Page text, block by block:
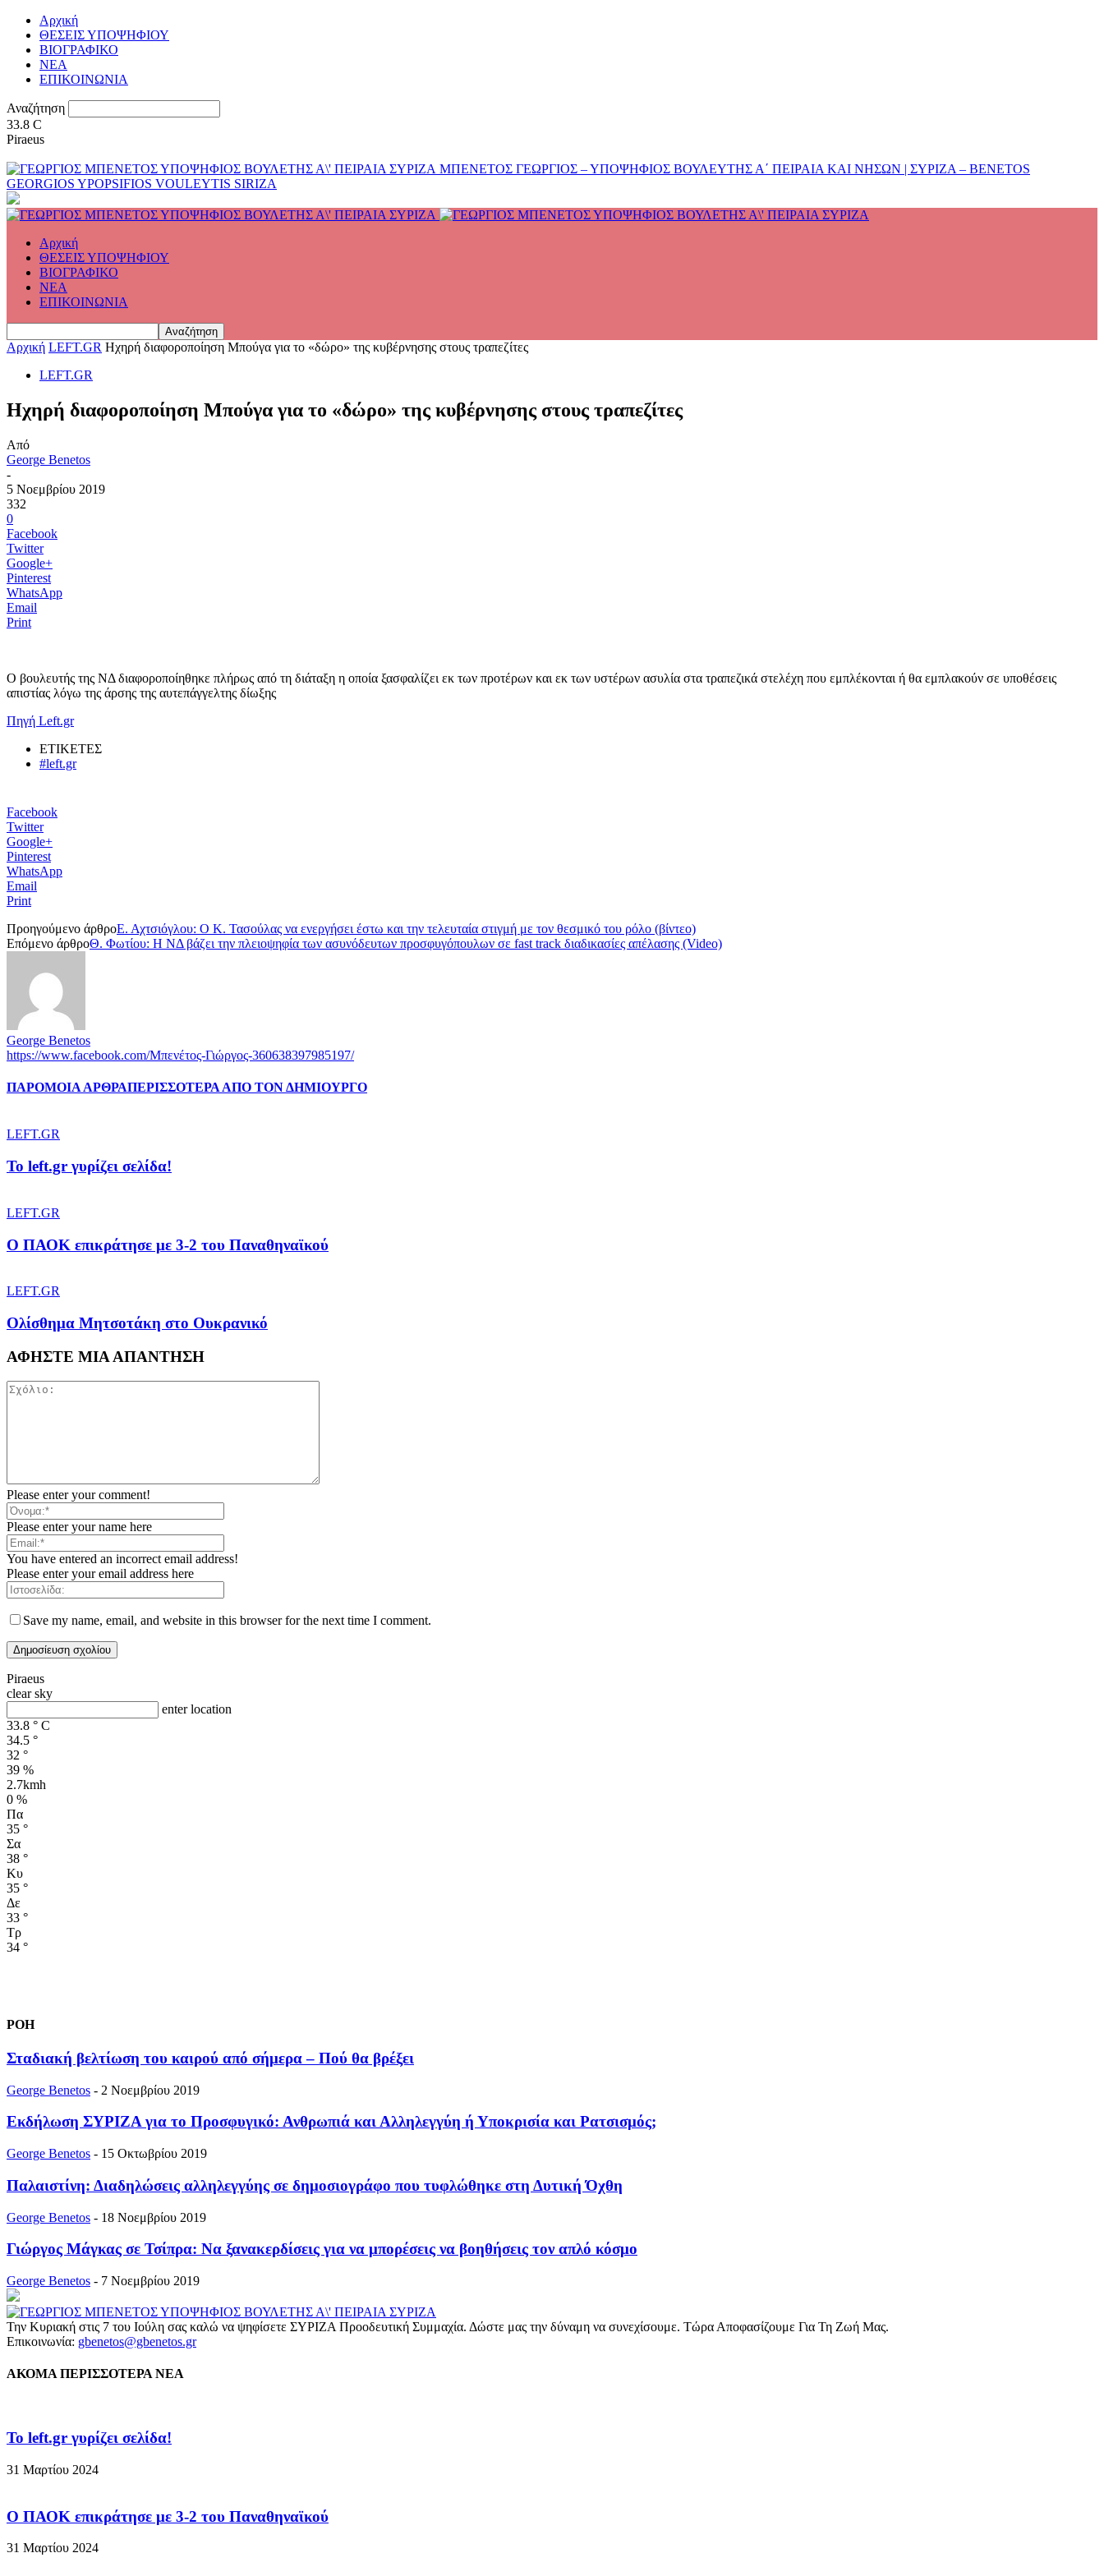
Αρχική
ΘΕΣΕΙΣ ΥΠΟΨΗΦΙΟΥ
ΒΙΟΓΡΑΦΙΚΟ
ΝΕΑ
ΕΠΙΚΟΙΝΩΝΙΑ
Αναζήτηση
33.8 C
Piraeus
ΜΠΕΝΕΤΟΣ ΓΕΩΡΓΙΟΣ – ΥΠΟΨΗΦΙΟΣ ΒΟΥΛΕΥΤΗΣ Α΄ ΠΕΙΡΑΙΑ ΚΑΙ ΝΗΣΩΝ | ΣΥΡΙΖΑ – BENETOS
GEORGIOS YPOPSIFIOS VOULEYTIS SIRIZA
Αρχική
ΘΕΣΕΙΣ ΥΠΟΨΗΦΙΟΥ
ΒΙΟΓΡΑΦΙΚΟ
ΝΕΑ
ΕΠΙΚΟΙΝΩΝΙΑ
Αρχική LEFT.GR Ηχηρή διαφοροποίηση Μπούγα για το «δώρο» της κυβέρνησης στους τραπεζίτες
LEFT.GR
Ηχηρή διαφοροποίηση Μπούγα για το «δώρο» της κυβέρνησης στους τραπεζίτες
Από
George Benetos
-
5 Νοεμβρίου 2019
332
0
Facebook
Twitter
Google+
Pinterest
WhatsApp
Email
Print
Ο βουλευτής της ΝΔ διαφοροποίηθηκε πλήρως από τη διάταξη η οποία ξασφαλίζει εκ των προτέρων και εκ των υστέρων ασυλία στα τραπεζικά στελέχη που εμπλέκονται ή θα εμπλακούν σε υποθέσεις
απιστίας λόγω της άρσης της αυτεπάγγελτης δίωξης
Πηγή Left.gr
ΕΤΙΚΕΤΕΣ
#left.gr
Facebook
Twitter
Google+
Pinterest
WhatsApp
Email
Print
Προηγούμενο άρθροΕ. Αχτσιόγλου: Ο Κ. Τασούλας να ενεργήσει έστω και την τελευταία στιγμή με τον θεσμικό του ρόλο (βίντεο)
Επόμενο άρθροΘ. Φωτίου: Η ΝΔ βάζει την πλειοψηφία των ασυνόδευτων προσφυγόπουλων σε fast track διαδικασίες απέλασης (Video)
George Benetos
https://www.facebook.com/Μπενέτος-Γιώργος-360638397985197/
ΠΑΡΟΜΟΙΑ ΑΡΘΡΑΠΕΡΙΣΣΟΤΕΡΑ ΑΠΟ ΤΟΝ ΔΗΜΙΟΥΡΓΟ
LEFT.GR
To left.gr γυρίζει σελίδα!
LEFT.GR
Ο ΠΑΟΚ επικράτησε με 3-2 του Παναθηναϊκού
LEFT.GR
Ολίσθημα Μητσοτάκη στο Ουκρανικό
ΑΦΗΣΤΕ ΜΙΑ ΑΠΑΝΤΗΣΗ
Please enter your comment!
Please enter your name here
You have entered an incorrect email address!
Please enter your email address here
Save my name, email, and website in this browser for the next time I comment.
Piraeus
clear sky
enter location
33.8 ° C
34.5 °
32 °
39 %
2.7kmh
0 %
Πα
35 °
Σα
38 °
Κυ
35 °
Δε
33 °
Τρ
34 °
ΡΟΗ
Σταδιακή βελτίωση του καιρού από σήμερα – Πού θα βρέξει
George Benetos - 2 Νοεμβρίου 2019
Εκδήλωση ΣΥΡΙΖΑ για το Προσφυγικό: Ανθρωπιά και Αλληλεγγύη ή Υποκρισία και Ρατσισμός;
George Benetos - 15 Οκτωβρίου 2019
Παλαιστίνη: Διαδηλώσεις αλληλεγγύης σε δημοσιογράφο που τυφλώθηκε στη Δυτική Όχθη
George Benetos - 18 Νοεμβρίου 2019
Γιώργος Μάγκας σε Τσίπρα: Να ξανακερδίσεις για να μπορέσεις να βοηθήσεις τον απλό κόσμο
George Benetos - 7 Νοεμβρίου 2019
Την Κυριακή στις 7 του Ιούλη σας καλώ να ψηφίσετε ΣΥΡΙΖΑ Προοδευτική Συμμαχία. Δώστε μας την δύναμη να συνεχίσουμε. Τώρα Αποφασίζουμε Για Τη Ζωή Μας.
Επικοινωνία: gbenetos@gbenetos.gr
ΑΚΟΜΑ ΠΕΡΙΣΣΟΤΕΡΑ ΝΕΑ
To left.gr γυρίζει σελίδα!
31 Μαρτίου 2024
Ο ΠΑΟΚ επικράτησε με 3-2 του Παναθηναϊκού
31 Μαρτίου 2024